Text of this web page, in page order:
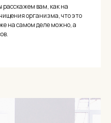
вам, как на
организма, что это
на самом деле можно, а